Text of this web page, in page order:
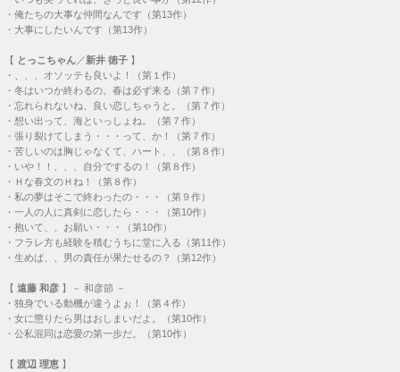
・ 俺たちの大事な仲間なんです（第13作）
・ 大事にしたいんです（第13作）
【 とっこちゃん／新井 徳子 】
・ 、、、オソッテも良いよ！（第１作）
・ 冬はいつか終わるの。春は必ず来る（第７作）
・ 忘れられないね、良い恋しちゃうと。（第７作）
・ 想い出って、海といっしょね。（第７作）
・ 張り裂けてしまう・・・って、か！（第７作）
・ 苦しいのは胸じゃなくて、ハート、、（第８作）
・ いや！！、、、自分でするの！（第８作）
・ Ｈな春文のＨね！（第８作）
・ 私の夢はそこで終わったの・・・（第９作）
・ 一人の人に真剣に恋したら・・・（第10作）
・ 抱いて、、お願い・・・（第10作）
・ フラレ方も経験を積むうちに堂に入る（第11作）
・ 生めば、、男の責任が果たせるの？（第12作）
【 遠藤 和彦 】－ 和彦節 －
・ 独身でいる動機が違うよぉ！（第４作）
・ 女に懲りたら男はおしまいだよ。（第10作）
・ 公私混同は恋愛の第一歩だ。（第10作）
【 渡辺 理恵 】